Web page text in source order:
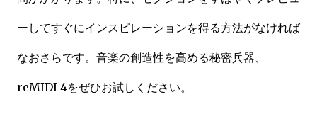
ーしてすぐにインスピレーションを得る方法がなければ
なおさらです。音楽の創造性を高める秘密兵器、
reMIDI 4をぜひお試しください。